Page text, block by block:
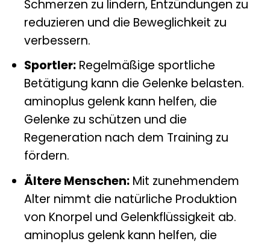
Schmerzen zu lindern, Entzündungen zu
reduzieren und die Beweglichkeit zu
verbessern.
Sportler:Regelmäßige sportliche
Betätigung kann die Gelenke belasten.
aminoplus gelenk kann helfen, die
Gelenke zu schützen und die
Regeneration nach dem Training zu
fördern.
Ältere Menschen:Mit zunehmendem
Alter nimmt die natürliche Produktion
von Knorpel und Gelenkflüssigkeit ab.
aminoplus gelenk kann helfen, die